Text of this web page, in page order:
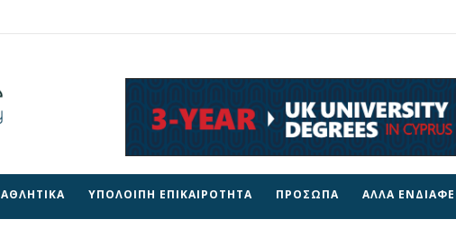
ΑΘΛΗΤΙΚΑ ΥΠΟΛΟΙΠΗ ΕΠΙΚΑΙΡΟΤΗΤΑ ΠΡΟΣΩΠΑ ΑΛΛΑ